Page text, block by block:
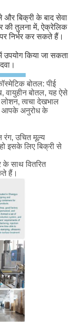
और बिक्री के बाद सेवा
की तुलना में, ऐक्रेलिक
निर्भर कर सकते हैं।
उपयोग किया जा सकता
बोतल: पीई
वायुहीन बोतल, यह ऐसे
त्वचा देखभाल
आपके अनुरोध के
रंग, उचित मूल्य
इसके लिए बिक्री से
के साथ वितरित
हैं।